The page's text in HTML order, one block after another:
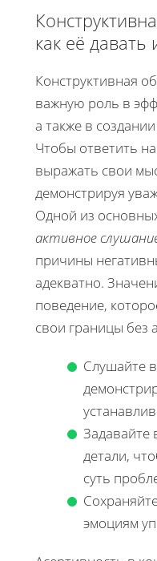
как её
Конструктивная
важную роль в
а также в
Чтобы ответить
выражать свои
демонстрируя
Одной из
активное
причины
адекватно.
поведение,
свои границы без
Слушайте
Задавайте
детали,
суть
эмоциям